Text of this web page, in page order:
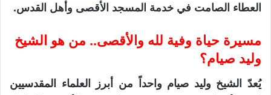
العطاء الصامت في خدمة المسجد الأقصى وأهل القدس.
مسيرة حياة وفية لله والأقصى.. من هو الشيخ
وليد صيام؟
يُعدّ الشيخ وليد صيام واحداً من أبرز العلماء المقدسيين